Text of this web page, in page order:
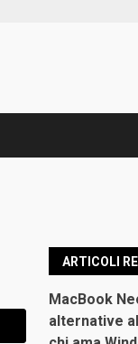
ARTICOLI
MacBook
alternative